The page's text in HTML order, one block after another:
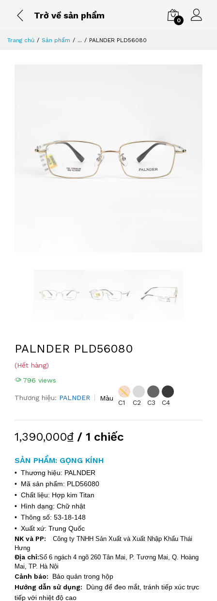
Trở về sản phẩm
0
Trang chủ Sản phẩm ... PALNDER PLD56080
PALNDER PLD56080
(Hết hàng)
796 views
Thương hiệu: PALNDER Màu
C1 C2 C3 C4
1,390,000₫ / 1 chiếc
SẢN PHẨM: GỌNG KÍNH
• Thương hiệu: PALNDER
• Mã sản phẩm: PLD56080
• Chất liệu: Hợp kim Titan
• Hình dạng: Chữ nhật
• Thông số: 53-18-148
• Xuất xứ: Trung Quốc
NK và PP:
Công ty TNHH Sản Xuất và Xuất Nhập Khẩu Thái
Hưng
Địa chỉ:Số 6 ngách 4 ngõ 260 Tân Mai, P. Tương Mai, Q. Hoàng
Mai, TP. Hà Nội
Cảnh báo: Bảo quản trong hộp
Hướng dẫn sử dụng: Dùng để đeo mắt, tránh tiếp xúc trực
tiếp với nhiệt độ cao